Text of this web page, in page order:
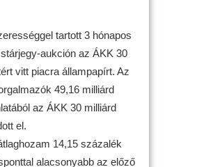
tartott 3 hónapos
aukción az ÁKK 30
vitt piacra állampapírt. Az
49,16 milliárd
az ÁKK 30 milliárd
el.
14,15 százalék
alacsonyabb az előző